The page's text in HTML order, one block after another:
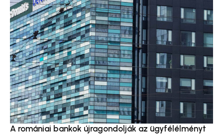
A romániai bankok újragondolják az ügyfélélményt